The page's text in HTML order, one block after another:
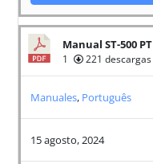
Manual ST-500 PT
1 221 descargas
Manuales, Português
15 agosto, 2024